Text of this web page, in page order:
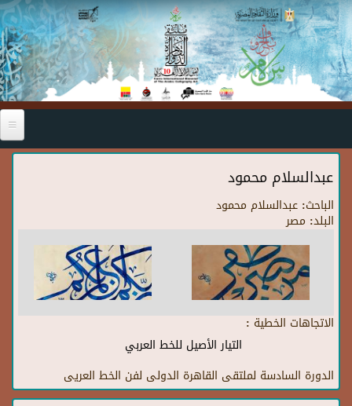
Skip to main content
عبدالسلام محمود
الباحث: عبدالسلام محمود
البلد: مصر
الاتجاهات الخطية :
التيار الأصيل للخط العربي
الدورة السادسة لملتقى القاهرة الدولى لفن الخط العريى